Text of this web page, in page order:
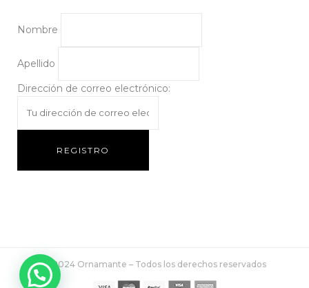
Nombre
Apellido
Dirección de correo electrónico:
© 2024 Ornamante – Todos los derechos reservados